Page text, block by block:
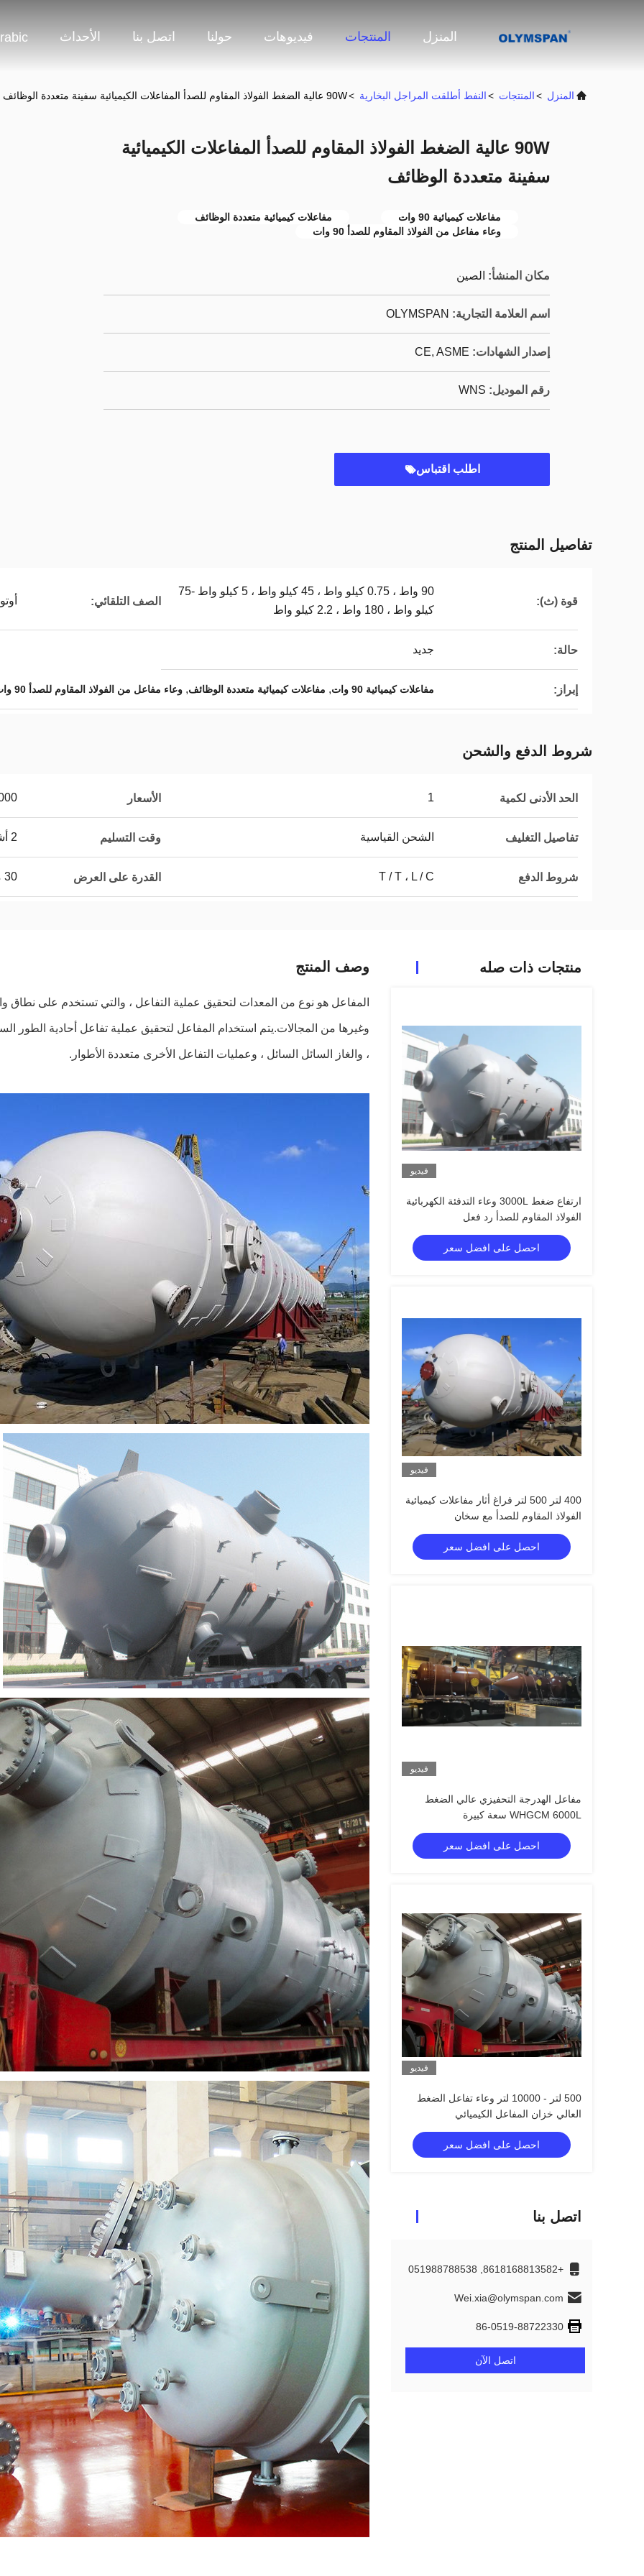
المنزل المنتجات فيديوهات حولنا اتصل بنا الأحداث
المنزل >المنتجات >النفط أطلقت المراجل البخارية >90W عالية الضغط الفولاذ المقاوم للصدأ المفاعلات الكيميائية سفينة متعددة الوظائف
90W عالية الضغط الفولاذ المقاوم للصدأ المفاعلات الكيميائية
سفينة متعددة الوظائف
مفاعلات كيميائية 90 وات
مفاعلات كيميائية متعددة الوظائف
وعاء مفاعل من الفولاذ المقاوم للصدأ 90 وات
مكان المنشأ: الصين
اسم العلامة التجارية: OLYMSPAN
إصدار الشهادات: CE, ASME
رقم الموديل: WNS
اطلب اقتباس
تفاصيل المنتج
قوة (ث):
90 واط ، 0.75 كيلو واط ، 45 كيلو واط ، 5 كيلو واط -75
كيلو واط ، 180 واط ، 2.2 كيلو واط
الصف التلقائي:
حالة: جديد
إبراز: مفاعلات كيميائية 90 وات , مفاعلات كيميائية متعددة الوظائف, وعاء مفاعل من الفولاذ المقاوم للصدأ 90 وات
شروط الدفع والشحن
الحد الأدنى لكمية 1 الأسعار
تفاصيل التغليف الشحن القياسية وقت التسليم 2 أشهر
شروط الدفع T / T ، L / C القدرة على العرض 30 مجموعة لكلّ شهر
منتجات ذات صله
فيديو
ارتفاع ضغط 3000L وعاء التدفئة الكهربائية
الفولاذ المقاوم للصدأ رد فعل
احصل على افضل سعر
فيديو
400 لتر 500 لتر فراغ أثار مفاعلات كيميائية
الفولاذ المقاوم للصدأ مع سخان
احصل على افضل سعر
فيديو
مفاعل الهدرجة التحفيزي عالي الضغط
WHGCM 6000L سعة كبيرة
احصل على افضل سعر
فيديو
500 لتر - 10000 لتر وعاء تفاعل الضغط
العالي خزان المفاعل الكيميائي
احصل على افضل سعر
اتصل بنا
+8618168813582, 051988788538
Wei.xia@olymspan.com
86-0519-88722330
اتصل الآن
وصف المنتج
المفاعل هو نوع من المعدات لتحقيق عملية التفاعل ، والتي تستخدم على نطاق
وغيرها من المجالات.يتم استخدام المفاعل لتحقيق عملية تفاعل أحادية الطور
، والغاز السائل السائل ، وعمليات التفاعل الأخرى متعددة الأطوار.